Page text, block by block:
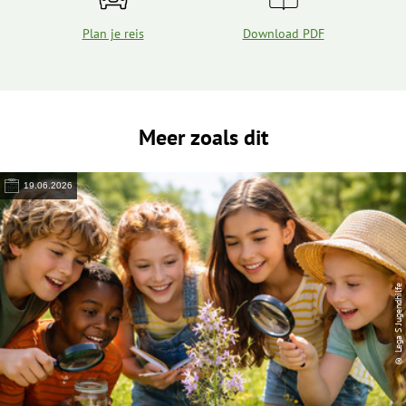
Plan je reis Download PDF
Meer zoals dit
19.06.2026
© Lega S Jugendhilfe